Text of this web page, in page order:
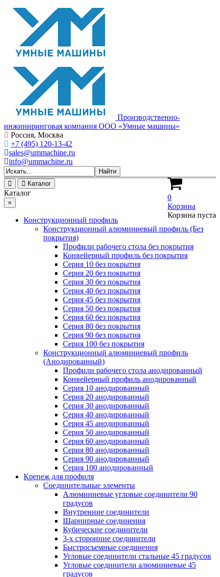
Производственно-
инжиниринговая компания ООО «Умные машины»
Россия, Москва
+7 (495) 120-13-42
sales@ummachine.ru
info@ummachine.ru
0
Корзина
Корзина пуста
Каталог
Каталог
×
Конструкционный профиль
Конструкционный алюминиевый профиль (Без
покрытия)
Профили рабочего стола без покрытия
Конвейерный профиль без покрытия
Серия 10 без покрытия
Серия 20 без покрытия
Серия 30 без покрытия
Серия 40 без покрытия
Серия 45 без покрытия
Серия 50 без покрытия
Серия 60 без покрытия
Серия 80 без покрытия
Серия 90 без покрытия
Серия 100 без покрытия
Конструкционный алюминиевый профиль
(Анодированный)
Профили рабочего стола анодированный
Конвейерный профиль анодированный
Серия 10 анодированный
Серия 20 анодированный
Серия 30 анодированный
Серия 40 анодированный
Серия 45 анодированный
Серия 50 анодированный
Серия 60 анодированный
Серия 80 анодированный
Серия 90 анодированный
Серия 100 анодированный
Крепеж для профиля
Соединительные элементы
Алюминиевые угловые соединители 90
градусов
Внутренние соединители
Шарнирные соединения
Кубические соединители
3-х сторонние соединители
Быстросъемные соединения
Угловые соединители стальные 45 градусов
Угловые соединители алюминиевые 45
градусов